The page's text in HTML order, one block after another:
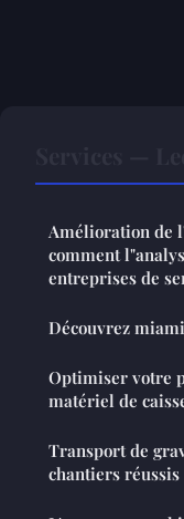
Amélioration de
comment
entreprises de
Découvrez
Optimiser votre
matériel de
Transport de
chantiers réussis